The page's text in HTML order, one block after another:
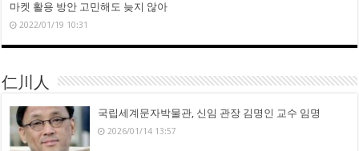
마켓 활용 방안 고민해도 늦지 않아
2022/01/19 10:31
仁川人
국립세계문자박물관, 신임 관장 김명인 교수 임명
2026/01/14 13:57